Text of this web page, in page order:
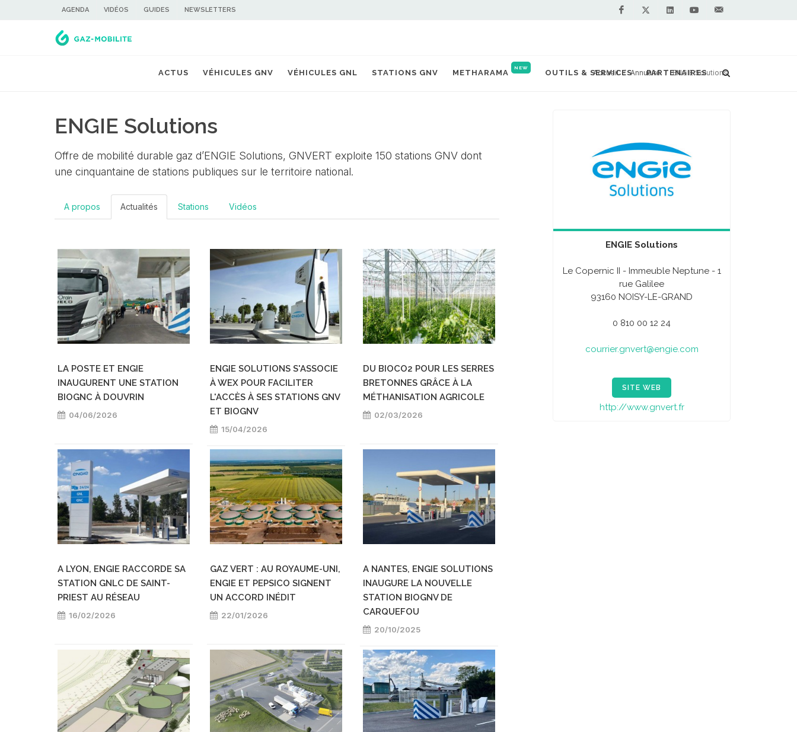
AGENDA VIDÉOS GUIDES NEWSLETTERS
ACTUS VÉHICULES GNV VÉHICULES GNL STATIONS GNV METHARAMA
NEW
OUTILS & SERVICES PARTENAIRES
Accueil Annuaire ENGIE Solutions
ENGIE Solutions
Offre de mobilité durable gaz d’ENGIE Solutions, GNVERT exploite 150 stations GNV dont
une cinquantaine de stations publiques sur le territoire national.
A propos Actualités Stations Vidéos
LA POSTE ET ENGIE
INAUGURENT UNE STATION
BIOGNC À DOUVRIN
04/06/2026
ENGIE SOLUTIONS S'ASSOCIE
À WEX POUR FACILITER
L'ACCÈS À SES STATIONS GNV
ET BIOGNV
15/04/2026
DU BIOCO2 POUR LES SERRES
BRETONNES GRÂCE À LA
MÉTHANISATION AGRICOLE
02/03/2026
A LYON, ENGIE RACCORDE SA
STATION GNLC DE SAINT-
PRIEST AU RÉSEAU
16/02/2026
GAZ VERT : AU ROYAUME-UNI,
ENGIE ET PEPSICO SIGNENT
UN ACCORD INÉDIT
22/01/2026
A NANTES, ENGIE SOLUTIONS
INAUGURE LA NOUVELLE
STATION BIOGNV DE
CARQUEFOU
20/10/2025
ENGIE Solutions
Le Copernic II - Immeuble Neptune - 1
rue Galilee
93160 NOISY-LE-GRAND
0 810 00 12 24
courrier.gnvert@engie.com
SITE WEB
http://www.gnvert.fr